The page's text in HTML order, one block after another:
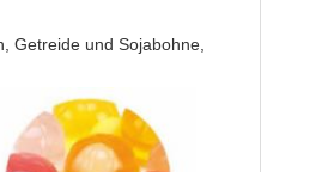
Getreide und Sojabohne,